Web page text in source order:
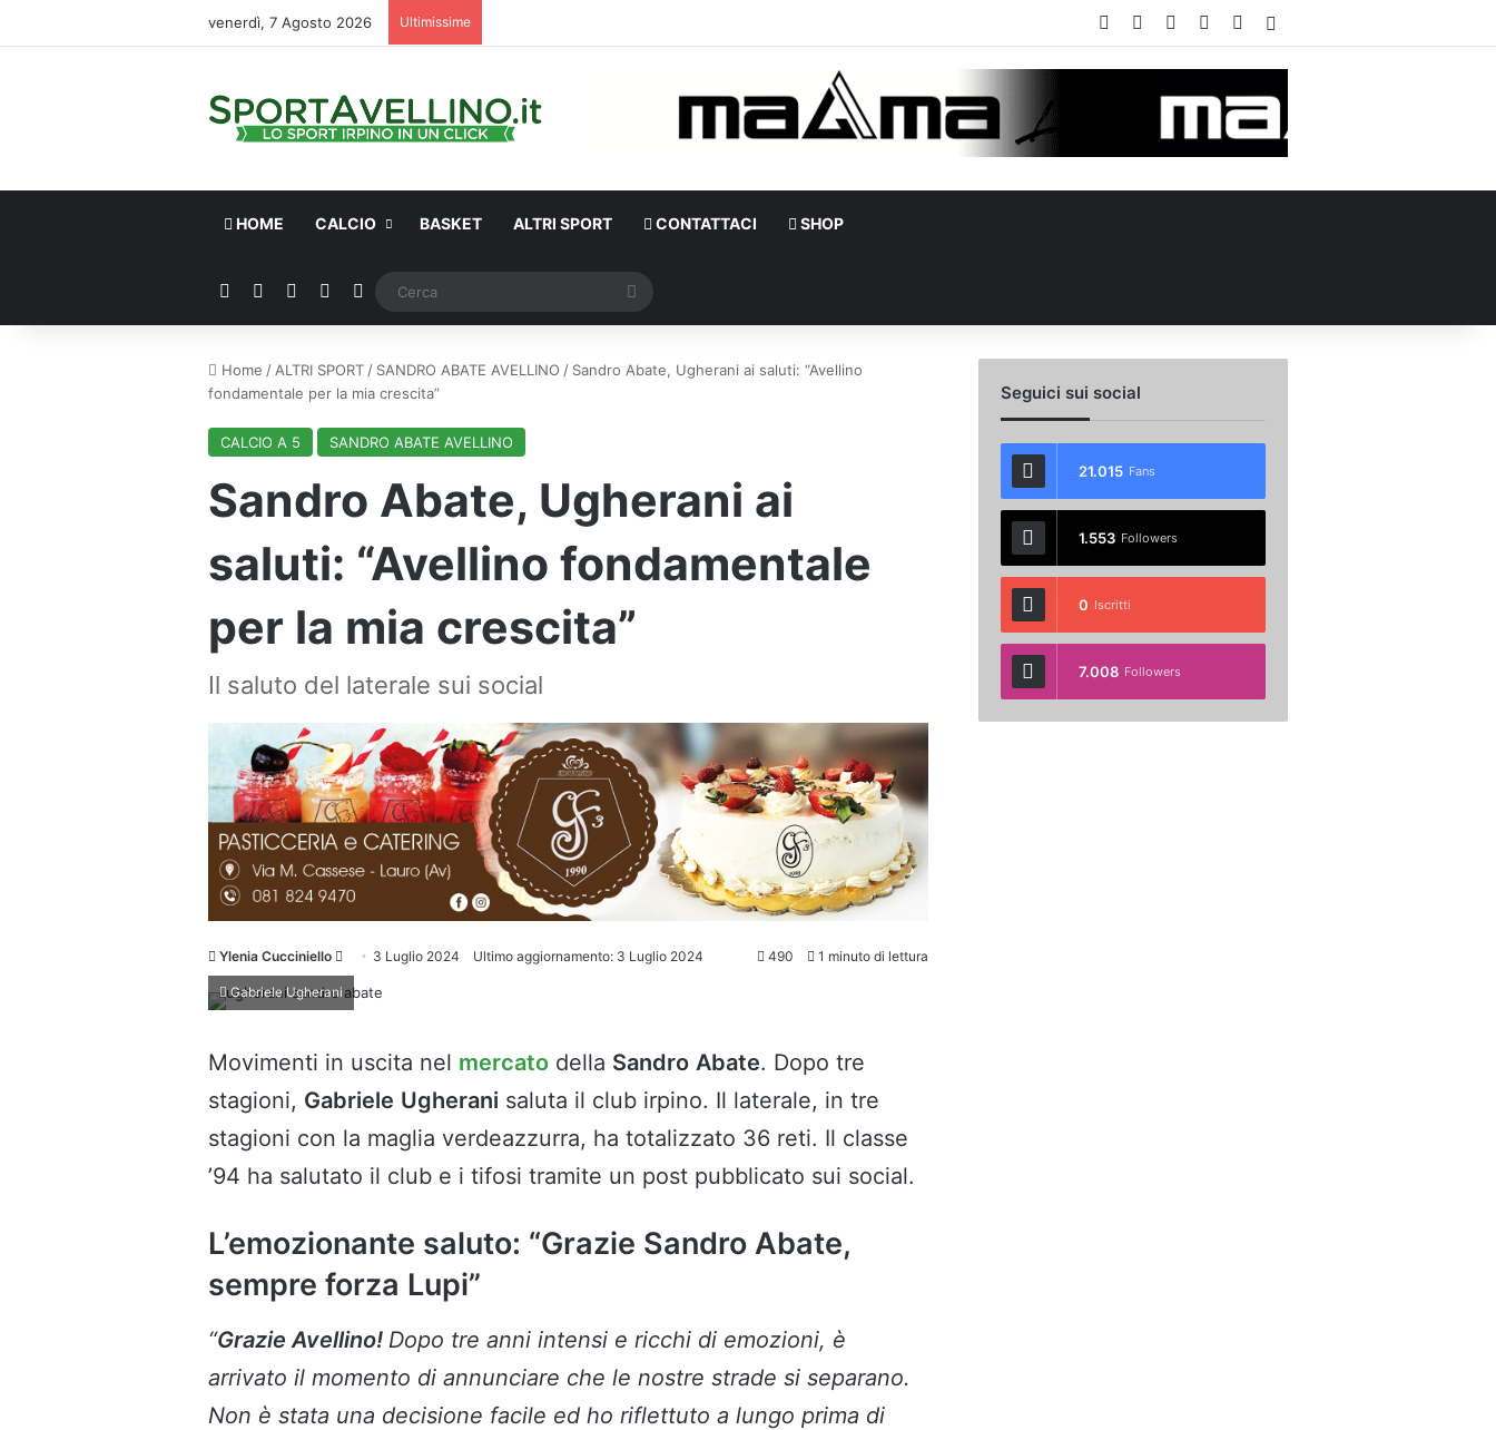
venerdì, 7 Agosto 2026 Ultimissime Facebook You TubeInstagramWhatsApp
HOME CALCIO BASKET ALTRI SPORT CONTATTACI SHOP
Facebook You TubeInstagram
WhatsApp Cerca
Home / ALTRI SPORT / SANDRO ABATE AVELLINO / Sandro Abate, Ugherani ai saluti: “Avellino
fondamentale per la mia crescita”
CALCIO A 5 SANDRO ABATE AVELLINO
Sandro Abate, Ugherani ai
saluti: “Avellino fondamentale
per la mia crescita”
Il saluto del laterale sui social
Ylenia Cucciniello
Invia 3 Luglio 2024 Ultimo aggiornamento: 3 Luglio 2024 490 1 minuto di lettura
Gabriele Ugherani
Movimenti in uscita nel mercato della Sandro Abate. Dopo tre
stagioni, Gabriele Ugherani saluta il club irpino. Il laterale, in tre
stagioni con la maglia verdeazzurra, ha totalizzato 36 reti. Il classe
’94 ha salutato il club e i tifosi tramite un post pubblicato sui social.
L’emozionante saluto: “Grazie Sandro Abate,
sempre forza Lupi”
“Grazie Avellino! Dopo tre anni intensi e ricchi di emozioni, è
arrivato il momento di annunciare che le nostre strade si separano.
Non è stata una decisione facile ed ho riflettuto a lungo prima di
Seguici sui social
21.015 Fans
1.553 Followers
0 Iscritti
7.008 Followers